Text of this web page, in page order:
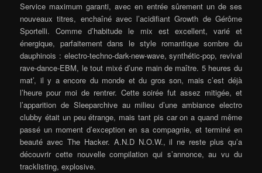
Service maximum garanti, avec en entrée sûrement un de ses
nouveaux titres, enchaîné avec l’acidifiant Growth de Gérôme
Sportelli. Comme d’habitude le mix est excellent, varié et
énergique, parfaitement dans le style romantique sombre du
dauphinois : electro-techno-dark-new-wave, synthétic-pop, revival
rave-dance-EBM, le tout mixé d’une main de maître. 5 heures du
mat’, il y a encore du monde et du gros son, mais c’est déjà
l’heure pour moi de rentrer. Cette soirée fut assez mitigée, et
l’apparition de Sleeparchive au milieu d’une ambiance electro
clubby était un peu étrange, mais tant pis car on a quand même
passé un moment d’exception en sa compagnie, et terminé en
beauté avec The Hacker. A.N.D N.O.W., il ne reste plus qu’a
découvrir cette nouvelle compilation qui s’annonce, au vu du
tracklisting, explosive.